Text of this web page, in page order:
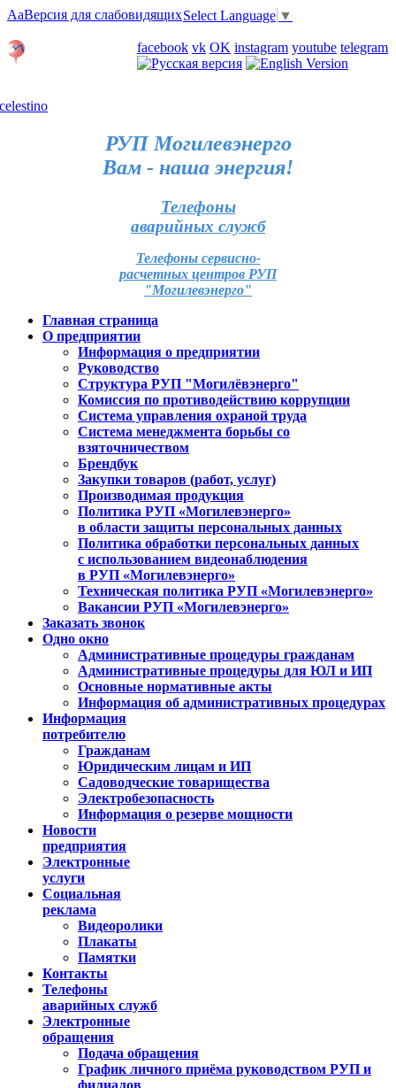
AaВерсия для слабовидящихSelect Language ▼
facebook vk OK instagram youtube telegram
РУП Могилевэнерго
Вам - наша энергия!
Телефоны
аварийных служб
Телефоны сервисно-
расчетных центров РУП
"Могилевэнерго"
Главная страница
О предприятии
Информация о предприятии
Руководство
Структура РУП "Могилёвэнерго"
Комиссия по противодействию коррупции
Система управления охраной труда
Система менеджмента борьбы со
взяточничеством
Брендбук
Закупки товаров (работ, услуг)
Производимая продукция
Политика РУП «Могилевэнерго»
в области защиты персональных данных
Политика обработки персональных данных
с использованием видеонаблюдения
в РУП «Могилевэнерго»
Техническая политика РУП «Могилевэнерго»
Вакансии РУП «Могилевэнерго»
Заказать звонок
Одно окно
Административные процедуры гражданам
Административные процедуры для ЮЛ и ИП
Основные нормативные акты
Информация об административных процедурах
Информация
потребителю
Гражданам
Юридическим лицам и ИП
Садоводческие товарищества
Электробезопасность
Информация о резерве мощности
Новости
предприятия
Электронные
услуги
Социальная
реклама
Видеоролики
Плакаты
Памятки
Контакты
Телефоны
аварийных служб
Электронные
обращения
Подача обращения
График личного приёма руководством РУП и